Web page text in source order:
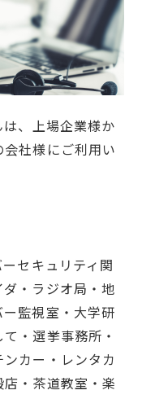
、上場企業様か
社様にご利用い
セキュリティ関
・ラジオ局・地
監視室・大学研
・選挙事務所・
カー・レンタカ
・茶道教室・楽